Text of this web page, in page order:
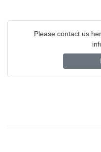
Please contact us